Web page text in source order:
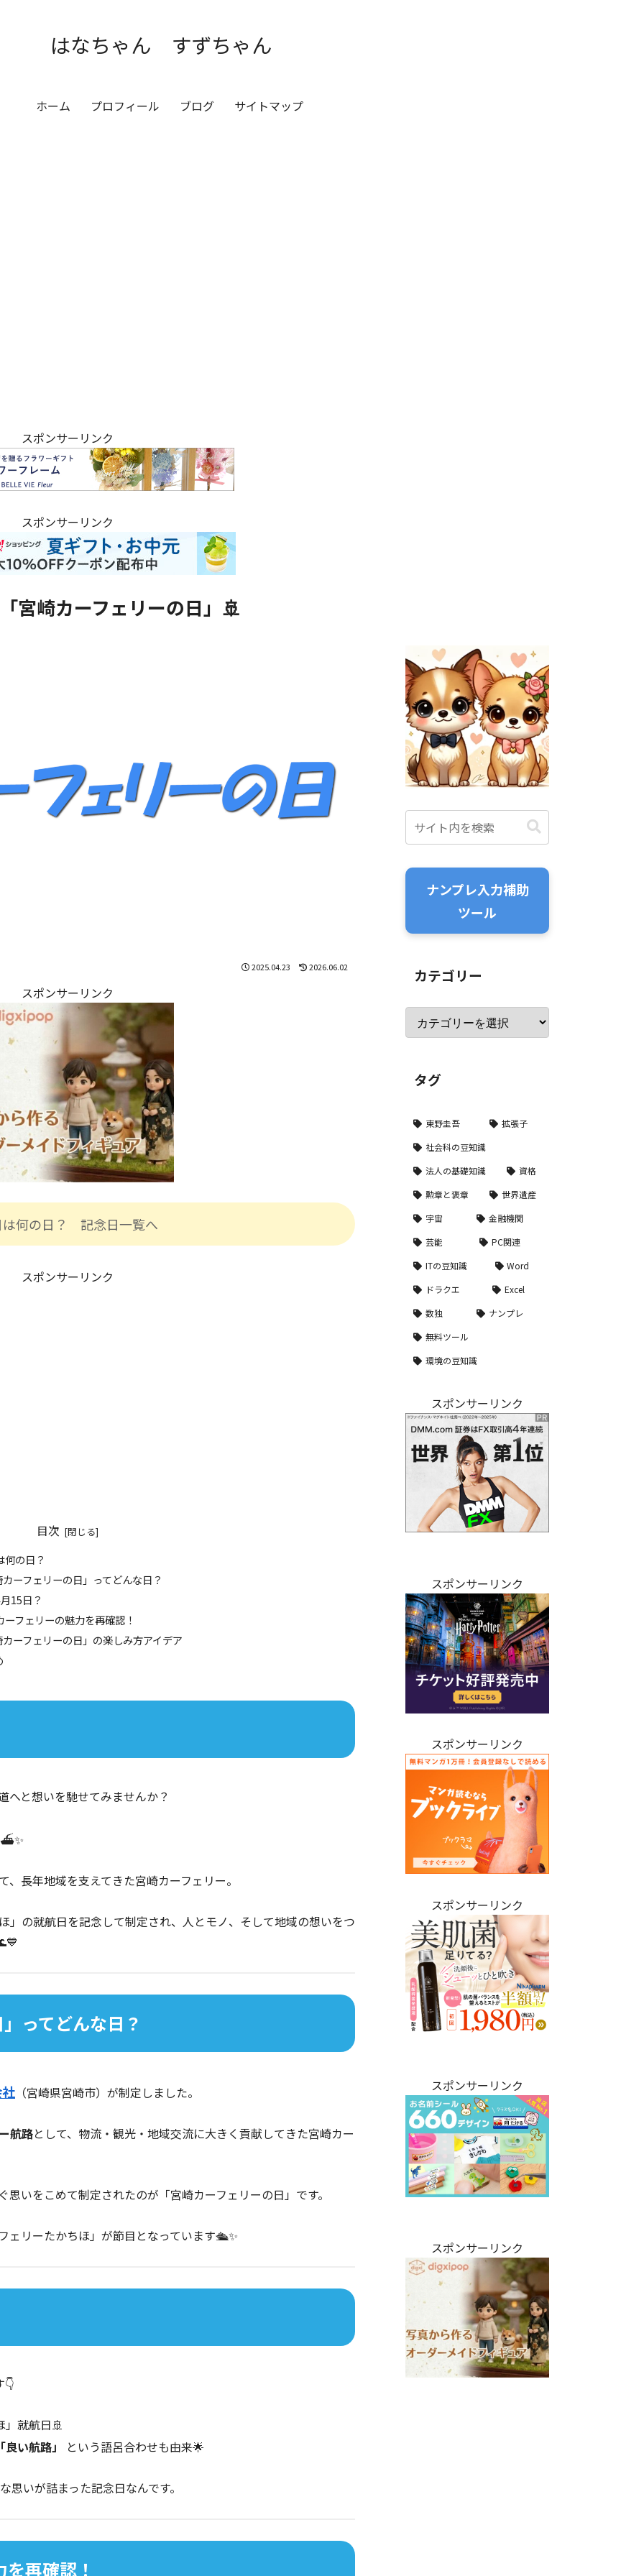
はなちゃん すずちゃん
ホーム プロフィール ブログ サイトマップ
スポンサーリンク
スポンサーリンク
宮崎カーフェリーの日」🚢
2025.04.23 2026.06.02
スポンサーリンク
は何の日？ 記念日一覧へ
スポンサーリンク
目次
何の日？
ーフェリーの日」ってどんな日？
15日？
ーフェリーの魅力を再確認！
ーフェリーの日」の楽しみ方アイデア
へと想いを馳せてみませんか？
⛴✨
長年地域を支えてきた宮崎カーフェリー。
」の就航日を記念して制定され、人とモノ、そして地域の想いをつ
ってどんな日？
（宮崎県宮崎市）が制定しました。
航路として、物流・観光・地域交流に大きく貢献してきた宮崎カー
いをこめて制定されたのが「宮崎カーフェリーの日」です。
ェリーたかちほ」が節目となっています🛳✨
」就航日🚢
良い航路」
という語呂合わせも由来🌟
いが詰まった記念日なんです。
再確認！
ナンプレ入力補助
ツール
カテゴリー
タグ
東野圭吾
拡張子
社会科の豆知識
法人の基礎知識
資格
勲章と褒章
世界遺産
宇宙
金融機関
芸能
PC関連
ITの豆知識
Word
ドラクエ
Excel
数独
ナンプレ
無料ツール
環境の豆知識
スポンサーリンク
スポンサーリンク
スポンサーリンク
スポンサーリンク
スポンサーリンク
スポンサーリンク